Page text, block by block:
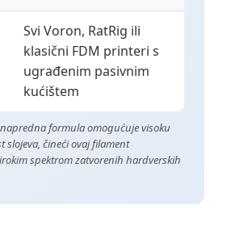
Svi Voron, RatRig ili
klasični FDM printeri s
ugrađenim pasivnim
kućištem
formula omogućuje visoku
slojeva, čineći ovaj filament
spektrom zatvorenih hardverskih